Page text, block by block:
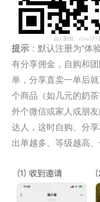
提示 ：默认注册为“体
有分享佣金，自购和
单，分享直卖一单后
个商品（如几元的奶
外个微信或家人或朋
达人，这时自购、分
出单越多、等级越高、